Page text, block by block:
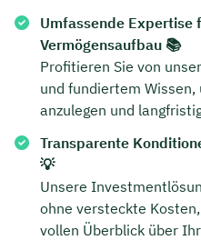
Umfassende Expertise
Vermögensaufbau 📚
Profitieren Sie von
und fundiertem
anzulegen und
Transparente
💡
Unsere
ohne versteckte
vollen Überblick über